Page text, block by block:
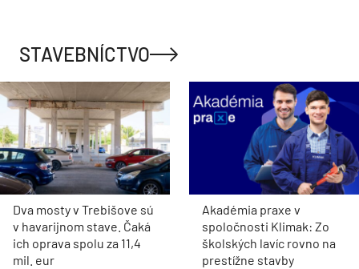
STAVEBNÍCTVO
Dva mosty v Trebišove sú
v havarijnom stave. Čaká
ich oprava spolu za 11,4
mil. eur
Akadémia praxe v
spoločnosti Klimak: Zo
školských lavíc rovno na
prestížne stavby